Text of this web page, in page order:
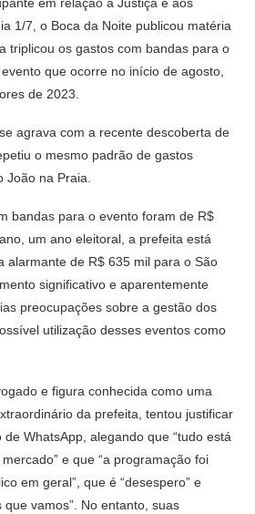
em relação à Justiça e aos
1/7, o Boca da Noite publicou matéria
triplicou os gastos com bandas para o
que ocorre no início de agosto,
de 2023.
agrava com a recente descoberta de
o mesmo padrão de gastos
João na Praia.
bandas para o evento foram de R$
um ano eleitoral, a prefeita está
alarmante de R$ 635 mil para o São
significativo e aparentemente
preocupações sobre a gestão dos
utilização desses eventos como
e figura conhecida como uma
da prefeita, tentou justificar
WhatsApp, alegando que “tudo está
e que “a programação foi
em geral”, que é “desespero” e
que vamos”. No entanto, suas